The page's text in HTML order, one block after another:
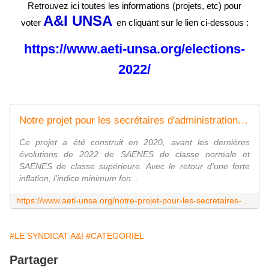
Retrouvez ici toutes les informations (projets, etc) pour
voter A&I UNSA en cliquant sur le lien ci-dessous :
https://www.aeti-unsa.org/elections-
2022/
Notre projet pour les secrétaires d'administration. - A&I UNSA
Ce projet a été construit en 2020, avant les dernières
évolutions de 2022 de SAENES de classe normale et
SAENES de classe supérieure. Avec le retour d'une forte
inflation, l'indice minimum fon...
#LE SYNDICAT A&I #CATEGORIEL
Partager